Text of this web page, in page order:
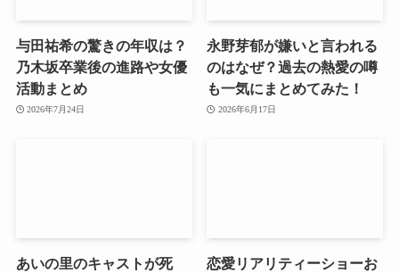
与田祐希の驚きの年収は？
乃木坂卒業後の進路や女優
活動まとめ
2026年7月24日
永野芽郁が嫌いと言われる
のはなぜ？過去の熱愛の噂
も一気にまとめてみた！
2026年6月17日
あいの里のキャストが死
恋愛リアリティーショーお